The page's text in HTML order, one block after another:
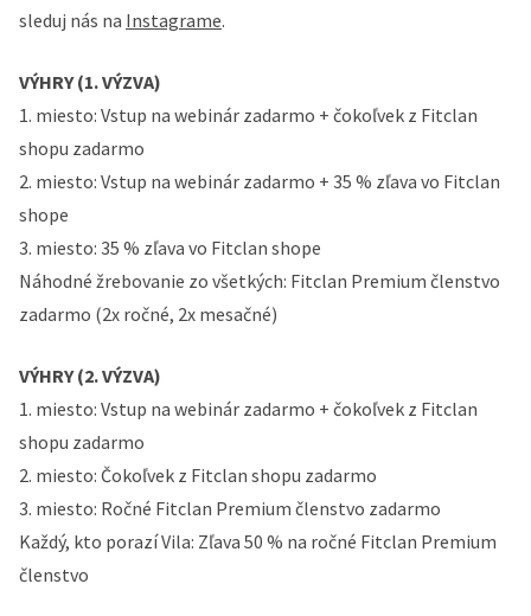
sleduj nás na Instagrame.
VÝHRY (1. VÝZVA)
1. miesto: Vstup na webinár zadarmo + čokoľvek z Fitclan
shopu zadarmo
2. miesto: Vstup na webinár zadarmo + 35 % zľava vo Fitclan
shope
3. miesto: 35 % zľava vo Fitclan shope
Náhodné žrebovanie zo všetkých: Fitclan Premium členstvo
zadarmo (2x ročné, 2x mesačné)
VÝHRY (2. VÝZVA)
1. miesto: Vstup na webinár zadarmo + čokoľvek z Fitclan
shopu zadarmo
2. miesto: Čokoľvek z Fitclan shopu zadarmo
3. miesto: Ročné Fitclan Premium členstvo zadarmo
Každý, kto porazí Vila: Zľava 50 % na ročné Fitclan Premium
členstvo